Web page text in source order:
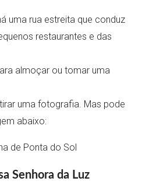
uma rua estreita que conduz
restaurantes e das
almoçar ou tomar uma
uma fotografia. Mas pode
abaixo:
Senhora da Luz